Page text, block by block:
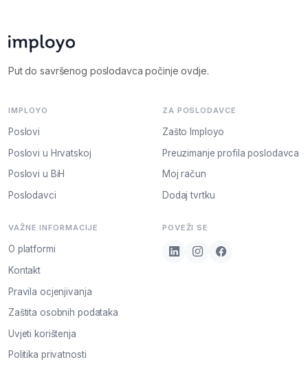
Put do savršenog poslodavca počinje ovdje.
IMPLOYO
Poslovi
Poslovi u Hrvatskoj
Poslovi u BiH
Poslodavci
ZA POSLODAVCE
Zašto Imployo
Preuzimanje profila poslodavca
Moj račun
Dodaj tvrtku
VAŽNE INFORMACIJE
O platformi
Kontakt
Pravila ocjenjivanja
Zaštita osobnih podataka
Uvjeti korištenja
Politika privatnosti
POVEŽI SE